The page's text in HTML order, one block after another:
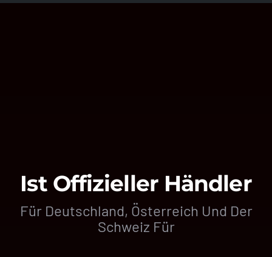
Ist Offizieller Händler
Für Deutschland, Österreich Und Der
Schweiz Für